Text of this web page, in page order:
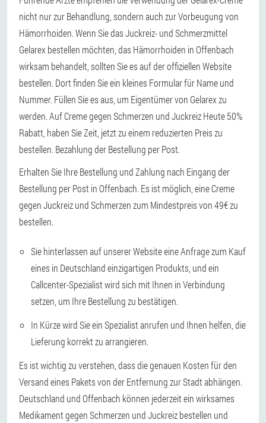
nicht nur zur Behandlung, sondern auch zur Vorbeugung von
Hämorrhoiden. Wenn Sie das Juckreiz- und Schmerzmittel
Gelarex bestellen möchten, das Hämorrhoiden in Offenbach
wirksam behandelt, sollten Sie es auf der offiziellen Website
bestellen. Dort finden Sie ein kleines Formular für Name und
Nummer. Füllen Sie es aus, um Eigentümer von Gelarex zu
werden. Auf Creme gegen Schmerzen und Juckreiz Heute 50%
Rabatt, haben Sie Zeit, jetzt zu einem reduzierten Preis zu
bestellen. Bezahlung der Bestellung per Post.
Erhalten Sie Ihre Bestellung und Zahlung nach Eingang der
Bestellung per Post in Offenbach. Es ist möglich, eine Creme
gegen Juckreiz und Schmerzen zum Mindestpreis von 49€ zu
bestellen.
Sie hinterlassen auf unserer Website eine Anfrage zum Kauf
eines in Deutschland einzigartigen Produkts, und ein
Callcenter-Spezialist wird sich mit Ihnen in Verbindung
setzen, um Ihre Bestellung zu bestätigen.
In Kürze wird Sie ein Spezialist anrufen und Ihnen helfen, die
Lieferung korrekt zu arrangieren.
Es ist wichtig zu verstehen, dass die genauen Kosten für den
Versand eines Pakets von der Entfernung zur Stadt abhängen.
Deutschland und Offenbach können jederzeit ein wirksames
Medikament gegen Schmerzen und Juckreiz bestellen und